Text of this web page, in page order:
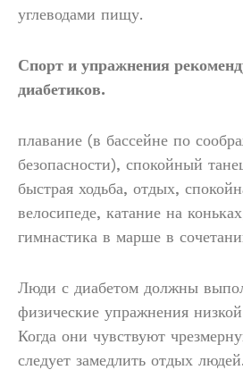
углеводами пищу.
Спорт и упражнения
диабетиков.
плавание (в бассейне по
безопасности), спокойный
быстрая ходьба, отдых,
велосипеде, катание на
гимнастика в марше в
Люди с диабетом должны
физические упражнения
Когда они чувствуют
следует замедлить отдых